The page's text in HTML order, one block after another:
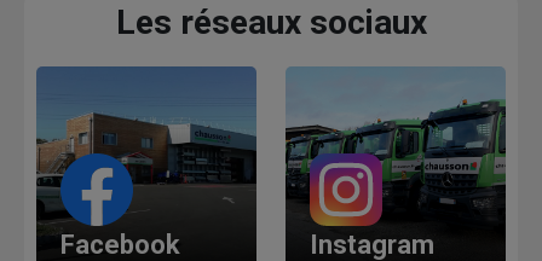
Les réseaux sociaux
Facebook Instagram